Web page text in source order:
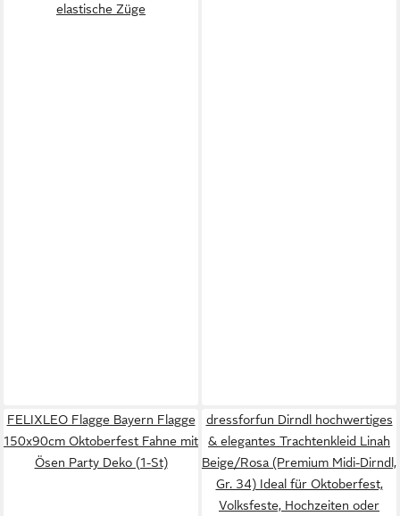
elastische Züge
FELIXLEO Flagge Bayern Flagge
150x90cm Oktoberfest Fahne mit
Ösen Party Deko (1-St)
dressforfun Dirndl hochwertiges
& elegantes Trachtenkleid Linah
Beige/Rosa (Premium Midi-Dirndl,
Gr. 34) Ideal für Oktoberfest,
Volksfeste, Hochzeiten oder